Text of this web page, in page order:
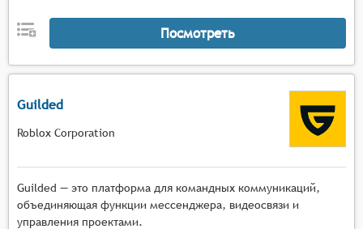
Канальная система общения с поддержкой
общения, общих каналов для всех участников и
возможностью быстрого переключения между
ними,
кнопки или по уровню громкости голоса) и
возможностью быстрого отключения звука,
Посмотреть
Guilded
Roblox Corporation
Guilded — это платформа для командных коммуникаций,
объединяющая функции мессенджера, видеосвязи и
управления проектами.